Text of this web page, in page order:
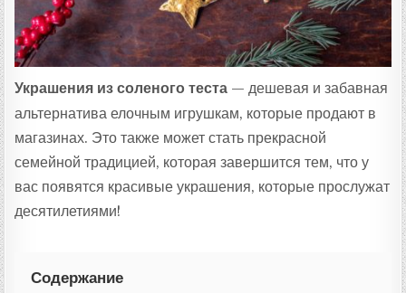
Украшения из соленого теста — дешевая и забавная
альтернатива елочным игрушкам, которые продают в
магазинах. Это также может стать прекрасной
семейной традицией, которая завершится тем, что у
вас появятся красивые украшения, которые прослужат
десятилетиями!
Содержание